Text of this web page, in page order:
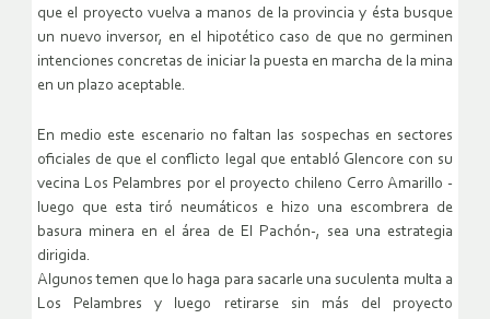
que el proyecto vuelva a manos de la provincia y ésta busque
un nuevo inversor, en el hipotético caso de que no germinen
intenciones concretas de iniciar la puesta en marcha de la mina
en un plazo aceptable.
En medio este escenario no faltan las sospechas en sectores
oficiales de que el conflicto legal que entabló Glencore con su
vecina Los Pelambres por el proyecto chileno Cerro Amarillo -
luego que esta tiró neumáticos e hizo una escombrera de
basura minera en el área de El Pachón-, sea una estrategia
dirigida.
Algunos temen que lo haga para sacarle una suculenta multa a
Los Pelambres y luego retirarse sin más del proyecto